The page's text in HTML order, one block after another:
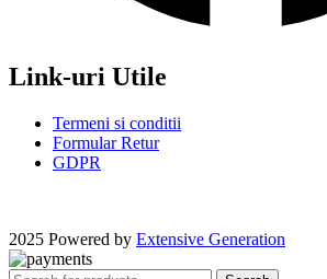
Link-uri Utile
Termeni si conditii
Formular Retur
GDPR
2025 Powered by Extensive Generation